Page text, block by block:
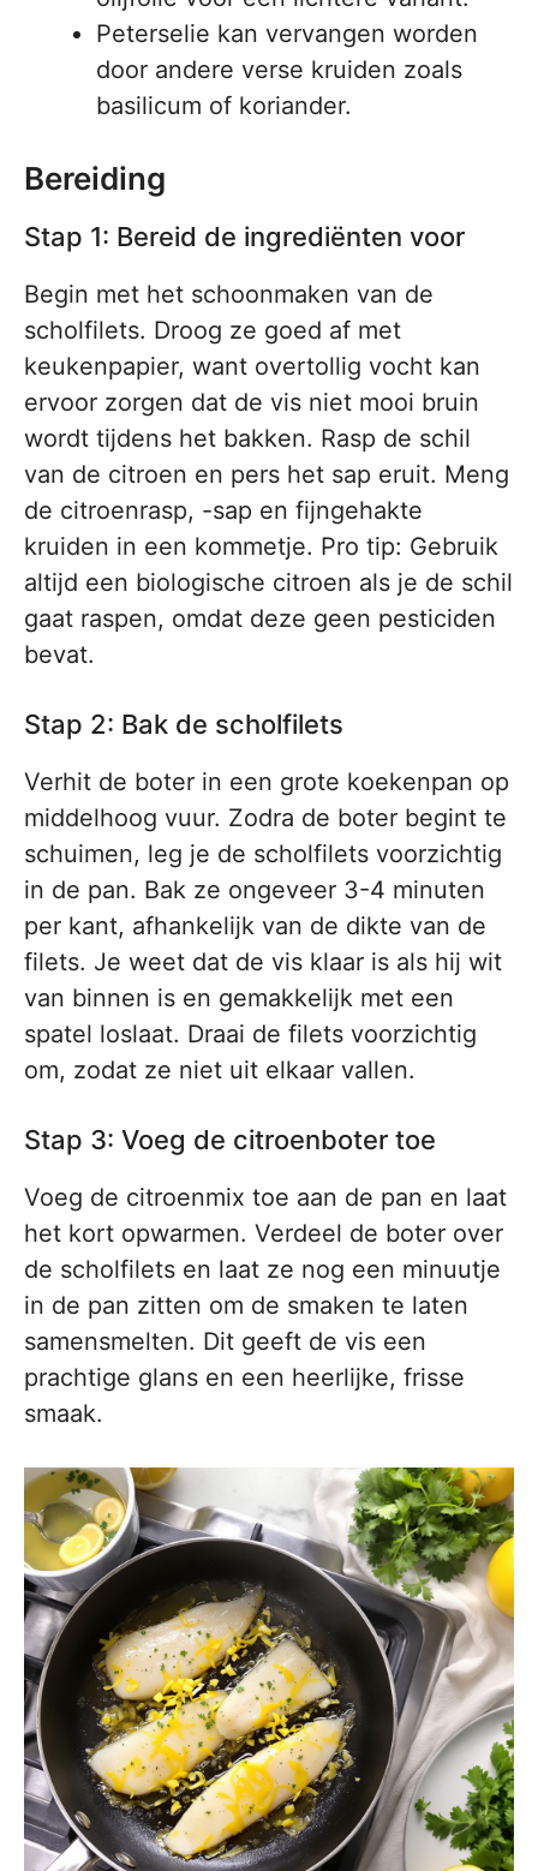
Peterselie kan vervangen worden
door andere verse kruiden zoals
basilicum of koriander.
Bereiding
Stap 1: Bereid de ingrediënten voor
Begin met het schoonmaken van de
scholfilets. Droog ze goed af met
keukenpapier, want overtollig vocht kan
ervoor zorgen dat de vis niet mooi bruin
wordt tijdens het bakken. Rasp de schil
van de citroen en pers het sap eruit. Meng
de citroenrasp, -sap en fijngehakte
kruiden in een kommetje. Pro tip: Gebruik
altijd een biologische citroen als je de schil
gaat raspen, omdat deze geen pesticiden
bevat.
Stap 2: Bak de scholfilets
Verhit de boter in een grote koekenpan op
middelhoog vuur. Zodra de boter begint te
schuimen, leg je de scholfilets voorzichtig
in de pan. Bak ze ongeveer 3-4 minuten
per kant, afhankelijk van de dikte van de
filets. Je weet dat de vis klaar is als hij wit
van binnen is en gemakkelijk met een
spatel loslaat. Draai de filets voorzichtig
om, zodat ze niet uit elkaar vallen.
Stap 3: Voeg de citroenboter toe
Voeg de citroenmix toe aan de pan en laat
het kort opwarmen. Verdeel de boter over
de scholfilets en laat ze nog een minuutje
in de pan zitten om de smaken te laten
samensmelten. Dit geeft de vis een
prachtige glans en een heerlijke, frisse
smaak.